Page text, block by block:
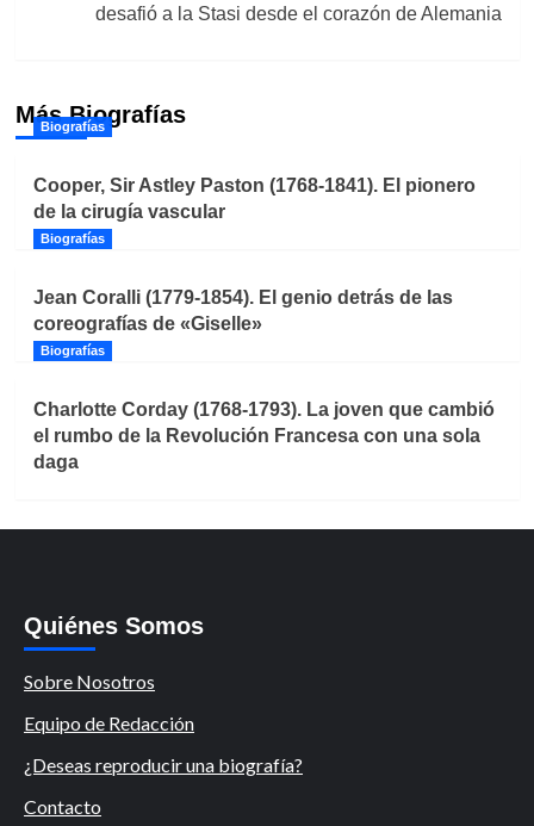
desafió a la Stasi desde el corazón de Alemania
Más Biografías
Biografías
Cooper, Sir Astley Paston (1768-1841). El pionero
de la cirugía vascular
Biografías
Jean Coralli (1779-1854). El genio detrás de las
coreografías de «Giselle»
Biografías
Charlotte Corday (1768-1793). La joven que cambió
el rumbo de la Revolución Francesa con una sola
daga
Quiénes Somos
Sobre Nosotros
Equipo de Redacción
¿Deseas reproducir una biografía?
Contacto